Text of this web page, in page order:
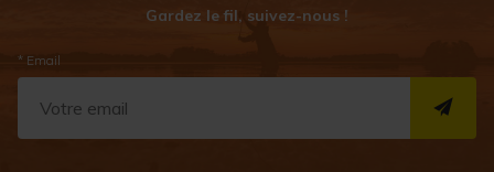
Gardez le fil, suivez-nous !
* Email